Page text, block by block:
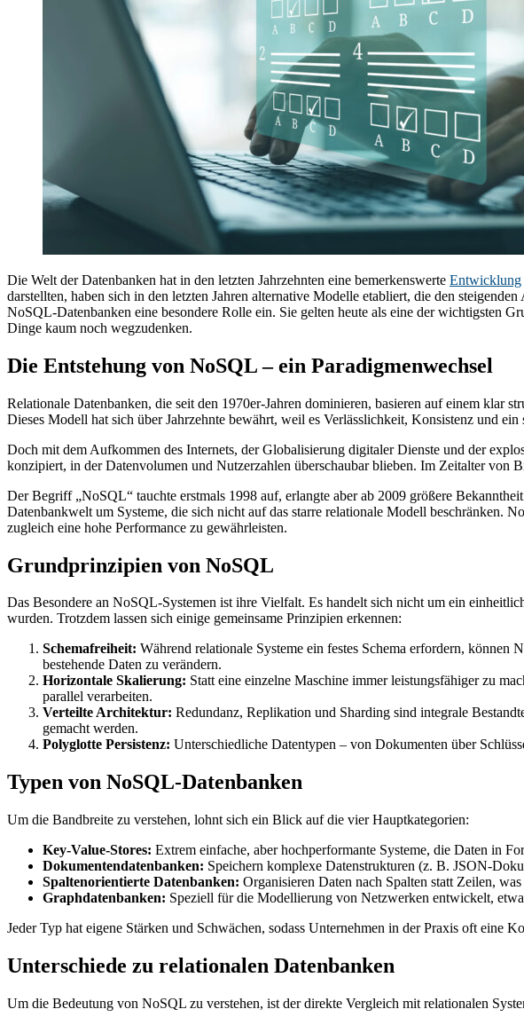
Die Welt der Datenbanken hat in den letzten Jahrzehnten eine bemerkenswerte Entwicklung
darstellten, haben sich in den letzten Jahren alternative Modelle etabliert, die den
NoSQL-Datenbanken eine besondere Rolle ein. Sie gelten heute als eine der wichtigsten
Dinge kaum noch wegzudenken.
Die Entstehung von NoSQL – ein Paradigmenwechsel
Relationale Datenbanken, die seit den 1970er-Jahren dominieren, basieren auf einem klar
Dieses Modell hat sich über Jahrzehnte bewährt, weil es Verlässlichkeit, Konsistenz und
Doch mit dem Aufkommen des Internets, der Globalisierung digitaler Dienste und der
konzipiert, in der Datenvolumen und Nutzerzahlen überschaubar blieben. Im Zeitalter
Der Begriff „NoSQL“ tauchte erstmals 1998 auf, erlangte aber ab 2009 größere
Datenbankwelt um Systeme, die sich nicht auf das starre relationale Modell beschränken.
zugleich eine hohe Performance zu gewährleisten.
Grundprinzipien von NoSQL
Das Besondere an NoSQL-Systemen ist ihre Vielfalt. Es handelt sich nicht um ein
wurden. Trotzdem lassen sich einige gemeinsame Prinzipien erkennen:
Schemafreiheit: Während relationale Systeme ein festes Schema erfordern,
bestehende Daten zu verändern.
Horizontale Skalierung: Statt eine einzelne Maschine immer leistungsfähiger zu
parallel verarbeiten.
Verteilte Architektur: Redundanz, Replikation und Sharding sind integrale
gemacht werden.
Polyglotte Persistenz: Unterschiedliche Datentypen – von Dokumenten über
Typen von NoSQL-Datenbanken
Um die Bandbreite zu verstehen, lohnt sich ein Blick auf die vier Hauptkategorien:
Key-Value-Stores: Extrem einfache, aber hochperformante Systeme, die Daten in
Dokumentendatenbanken: Speichern komplexe Datenstrukturen (z. B. JSON-
Spaltenorientierte Datenbanken: Organisieren Daten nach Spalten statt Zeilen,
Graphdatenbanken: Speziell für die Modellierung von Netzwerken entwickelt,
Jeder Typ hat eigene Stärken und Schwächen, sodass Unternehmen in der Praxis oft eine
Unterschiede zu relationalen Datenbanken
Um die Bedeutung von NoSQL zu verstehen, ist der direkte Vergleich mit relationalen